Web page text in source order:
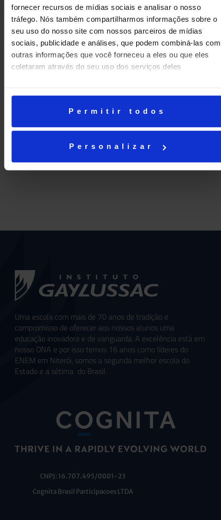
fornecer recursos de mídias sociais e analisar o nosso
tráfego. Nós também compartilharmos informações sobre o
seu uso do nosso site com nossos parceiros de mídias
sociais, publicidade e análises, que podem combiná-las com
outras informações que você forneceu a eles ou que eles
coletaram através do seu uso dos serviços deles
Permitir todos
Personalizar
Uma escola com mais de 70 anos de tradição e
compromisso de oferecer aos nossos alunos uma
educação inovadora e de vanguarda. A excelência está em
nosso DNA e por isso temos 16 anos como líderes do
ENEM em Niterói, somos a segunda melhor escola do
Estado e a sétima do Brasil.
CNPJ: 16.707.495/0001-23
Cognita Brasil Participacoes LTDA